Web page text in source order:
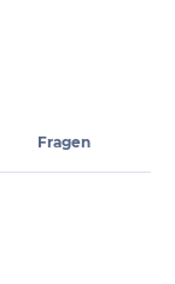
Fragen